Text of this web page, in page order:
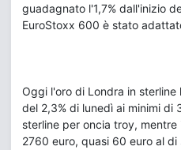
guadagnato l'1,7% dall'inizio
EuroStoxx 600 è stato
Oggi l'oro di Londra in
del 2,3% di lunedì ai minimi di
sterline per oncia troy,
2760 euro, quasi 60 euro al